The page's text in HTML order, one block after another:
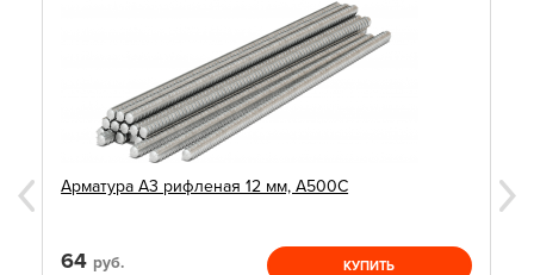
Арматура А3 рифленая 12 мм, А500С
64 руб. КУПИТЬ